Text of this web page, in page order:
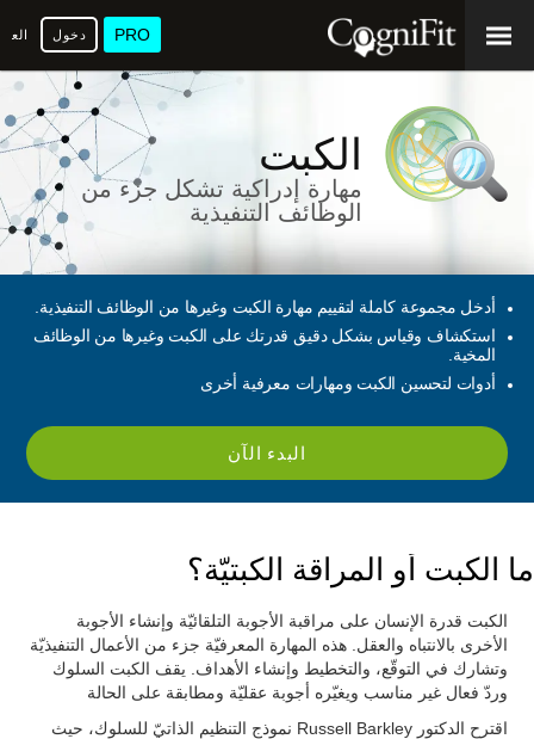
PRO دخول
الكبت
مهارة إدراكية تشكل جزء من
الوظائف التنفيذية
أدخل مجموعة كاملة لتقييم مهارة الكبت وغيرها من الوظائف التنفيذية.
استكشاف وقياس بشكل دقيق قدرتك على الكبت وغيرها من الوظائف
المخية.
أدوات لتحسين الكبت ومهارات معرفية أخرى
البدء الآن
ما الكبت أو المراقة الكبتيّة؟
الكبت قدرة الإنسان على مراقبة الأجوبة التلقائيّة وإنشاء الأجوبة
الأخرى بالانتباه والعقل. هذه المهارة المعرفيّة جزء من الأعمال التنفيذيّة
وتشارك في التوقّع، والتخطيط وإنشاء الأهداف. يقف الكبت السلوك
وردّ فعال غير مناسب ويغيّره أجوبة عقليّة ومطابقة على الحالة
اقترح الدكتور Russell Barkley نموذج التنظيم الذاتيّ للسلوك، حيث